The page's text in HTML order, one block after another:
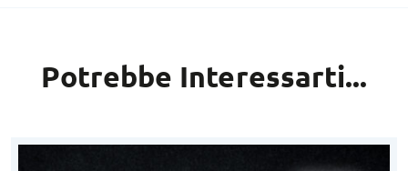
Potrebbe Interessarti...